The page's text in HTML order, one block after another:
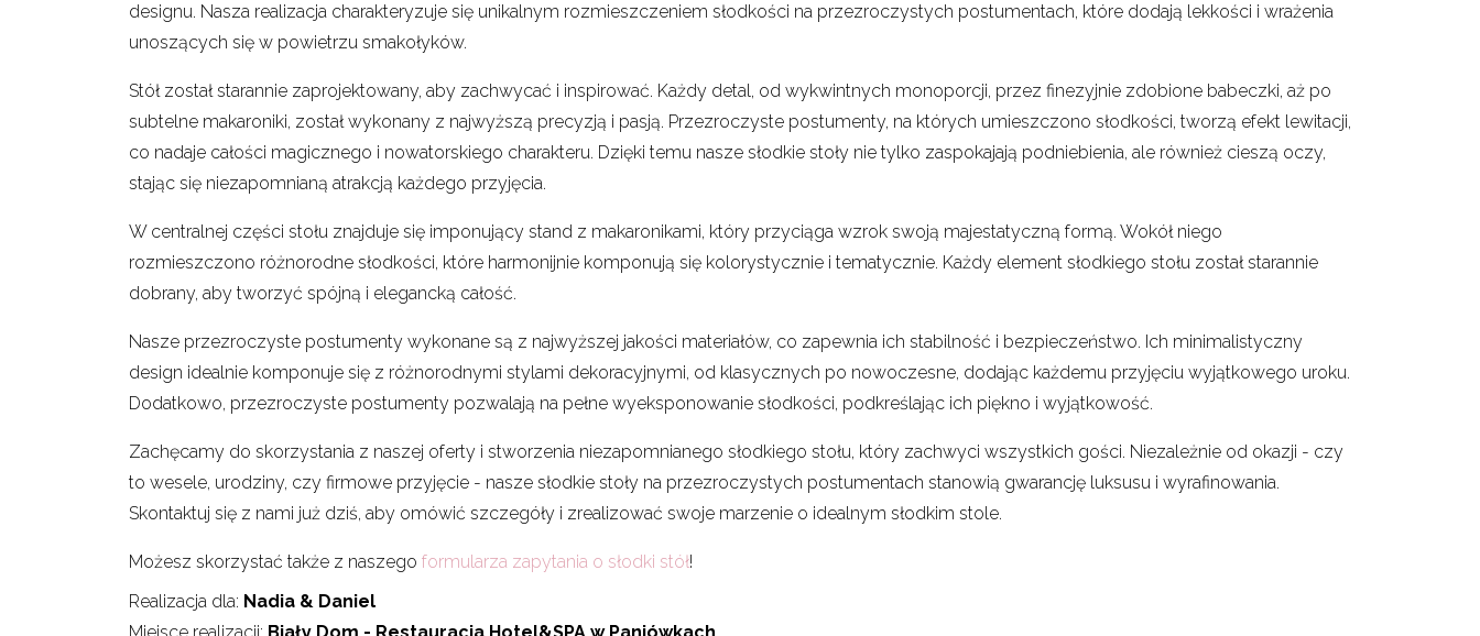
designu. Nasza realizacja charakteryzuje się unikalnym rozmieszczeniem słodkości na przezroczystych postumentach, które dodają lekkości i wrażenia
unoszących się w powietrzu smakołyków.
Stół został starannie zaprojektowany, aby zachwycać i inspirować. Każdy detal, od wykwintnych monoporcji, przez finezyjnie zdobione babeczki, aż po
subtelne makaroniki, został wykonany z najwyższą precyzją i pasją. Przezroczyste postumenty, na których umieszczono słodkości, tworzą efekt lewitacji,
co nadaje całości magicznego i nowatorskiego charakteru. Dzięki temu nasze słodkie stoły nie tylko zaspokajają podniebienia, ale również cieszą oczy,
stając się niezapomnianą atrakcją każdego przyjęcia.
W centralnej części stołu znajduje się imponujący stand z makaronikami, który przyciąga wzrok swoją majestatyczną formą. Wokół niego
rozmieszczono różnorodne słodkości, które harmonijnie komponują się kolorystycznie i tematycznie. Każdy element słodkiego stołu został starannie
dobrany, aby tworzyć spójną i elegancką całość.
Nasze przezroczyste postumenty wykonane są z najwyższej jakości materiałów, co zapewnia ich stabilność i bezpieczeństwo. Ich minimalistyczny
design idealnie komponuje się z różnorodnymi stylami dekoracyjnymi, od klasycznych po nowoczesne, dodając każdemu przyjęciu wyjątkowego uroku.
Dodatkowo, przezroczyste postumenty pozwalają na pełne wyeksponowanie słodkości, podkreślając ich piękno i wyjątkowość.
Zachęcamy do skorzystania z naszej oferty i stworzenia niezapomnianego słodkiego stołu, który zachwyci wszystkich gości. Niezależnie od okazji - czy
to wesele, urodziny, czy firmowe przyjęcie - nasze słodkie stoły na przezroczystych postumentach stanowią gwarancję luksusu i wyrafinowania.
Skontaktuj się z nami już dziś, aby omówić szczegóły i zrealizować swoje marzenie o idealnym słodkim stole.
Możesz skorzystać także z naszego formularza zapytania o słodki stół!
Realizacja dla: Nadia & Daniel